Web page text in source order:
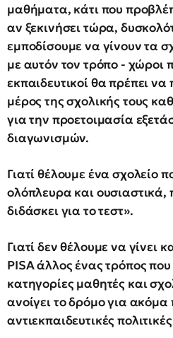
μαθήματα, κάτι που
αν ξεκινήσει τώρα,
εμποδίσουμε να γίνουν τα
με αυτόν τον τρόπο - χώροι
εκπαιδευτικοί θα πρέπει
μέρος της σχολικής τους
για την προετοιμασία
διαγωνισμών.
Γιατί θέλουμε ένα σχολείο
ολόπλευρα και ουσιαστικά,
διδάσκει για το τεστ».
Γιατί δεν θέλουμε να γίνει
PISAάλλος ένας τρόπος που
κατηγορίες μαθητές και
ανοίγει το δρόμο για ακόμα
αντιεκπαιδευτικές